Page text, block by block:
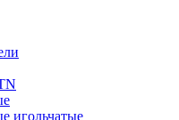
игольчатые